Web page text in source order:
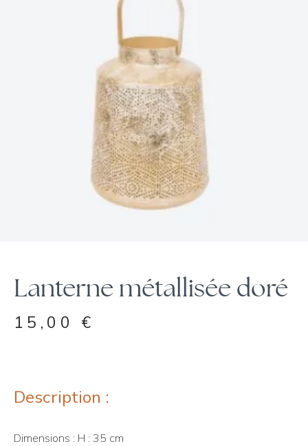
Lanterne métallisée doré
15,00 €
Description :
Dimensions : H : 35 cm